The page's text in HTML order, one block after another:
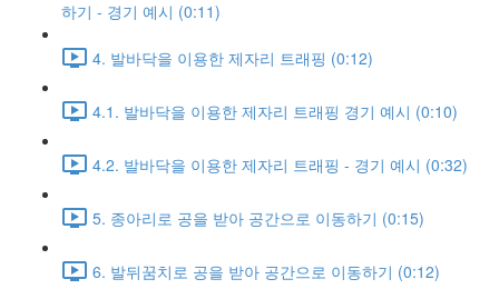
하기 - 경기 예시 (0:11)
4. 발바닥을 이용한 제자리 트래핑 (0:12)
4.1. 발바닥을 이용한 제자리 트래핑 경기 예시 (0:10)
4.2. 발바닥을 이용한 제자리 트래핑 - 경기 예시 (0:32)
5. 종아리로 공을 받아 공간으로 이동하기 (0:15)
6. 발뒤꿈치로 공을 받아 공간으로 이동하기 (0:12)